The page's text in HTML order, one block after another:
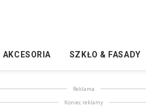
AKCESORIA SZKŁO & FASADY
Reklama
Koniec reklamy